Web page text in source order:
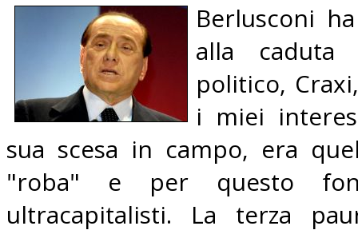
Berlusconi
alla
politico,
i miei
sua scesa in campo, era
"roba" e per questo
ultracapitalisti. La terza